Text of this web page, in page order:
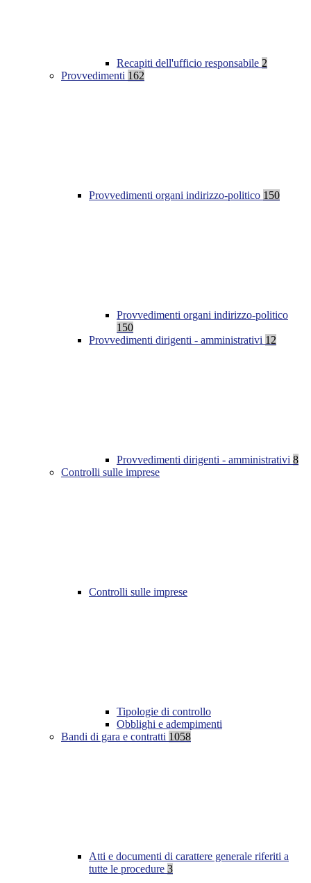
Recapiti dell'ufficio responsabile 2
Provvedimenti 162
Provvedimenti organi indirizzo-politico 150
Provvedimenti organi indirizzo-politico
150
Provvedimenti dirigenti - amministrativi 12
Provvedimenti dirigenti - amministrativi 8
Controlli sulle imprese
Controlli sulle imprese
Tipologie di controllo
Obblighi e adempimenti
Bandi di gara e contratti 1058
Atti e documenti di carattere generale riferiti a
tutte le procedure 3